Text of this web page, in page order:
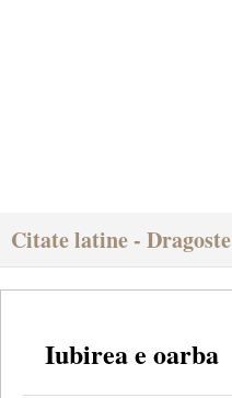
Citate latine - Dragoste
Iubirea e oarba